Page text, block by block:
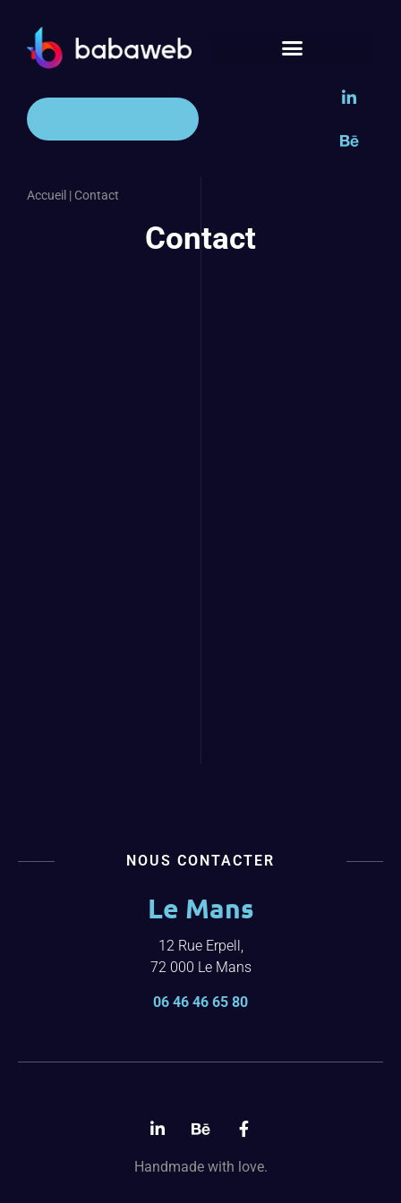
Accueil | Contact
Contact
NOUS CONTACTER
Le Mans
12 Rue Erpell,
72 000 Le Mans
06 46 46 65 80
Handmade with love.